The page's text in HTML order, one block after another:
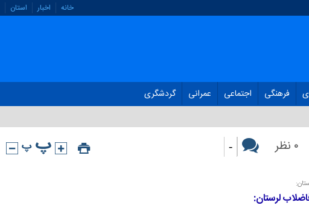
خانه اخبار استان
فرهنگی اجتماعی عمرانی گردشگری
۰ نظر -
لرستان: